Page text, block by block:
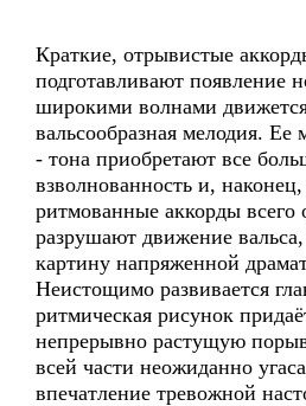
Краткие, отрывистые
подготавливают появление
широкими волнами движется
вальсообразная мелодия. Ее
- тона приобретают все
взволнованность и, наконец,
ритмованные аккорды всего
разрушают движение
картину напряженной
Неистощимо развивается
ритмическая рисунок
непрерывно растущую
всей части неожиданно
впечатление тревожной